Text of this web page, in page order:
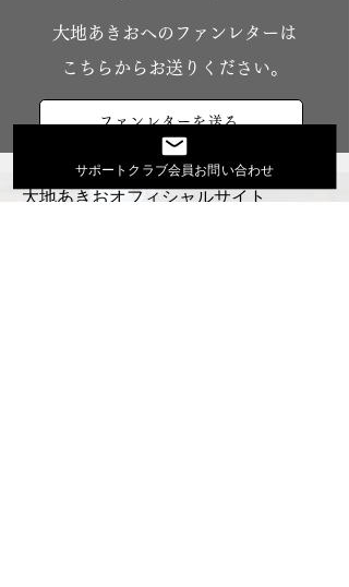
​大地あきおへのファンレターは
こちらからお送りください。
ファンレターを送る
大地あきおオフィシャルサイト
サポートクラブ会員お問い合わせ